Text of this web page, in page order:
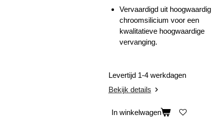
Vervaardigd uit hoogwaardig
chroomsilicium voor een
kwalitatieve hoogwaardige
vervanging.
Levertijd 1-4 werkdagen
Bekijk details
In winkelwagen